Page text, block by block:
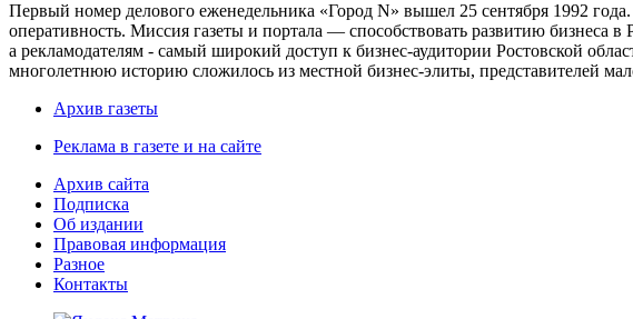
Первый номер делового еженедельника «Город N» вышел 25 сентября 1992
оперативность. Миссия газеты и портала — способствовать развитию бизнеса
а рекламодателям - самый широкий доступ к бизнес-аудитории Ростовской
многолетнюю историю сложилось из местной бизнес-элиты, представителей
Архив газеты
Реклама в газете и на сайте
Архив сайта
Подписка
Об издании
Правовая информация
Разное
Контакты